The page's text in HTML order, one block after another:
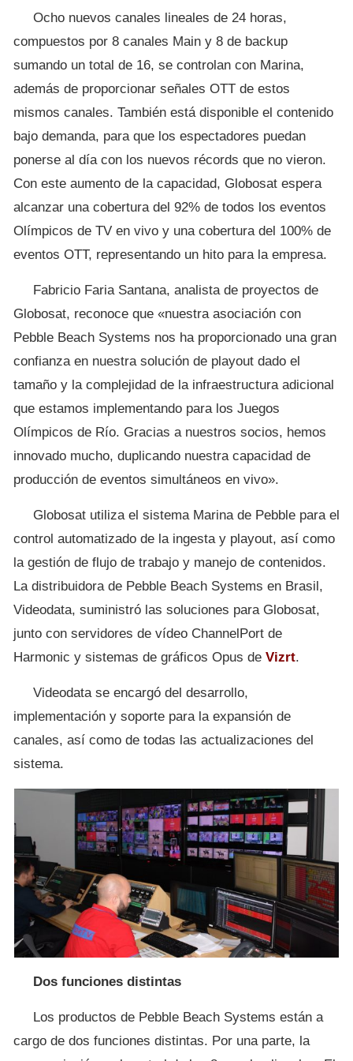
Ocho nuevos canales lineales de 24 horas,
compuestos por 8 canales Main y 8 de backup
sumando un total de 16, se controlan con Marina,
además de proporcionar señales OTT de estos
mismos canales. También está disponible el contenido
bajo demanda, para que los espectadores puedan
ponerse al día con los nuevos récords que no vieron.
Con este aumento de la capacidad, Globosat espera
alcanzar una cobertura del 92% de todos los eventos
Olímpicos de TV en vivo y una cobertura del 100% de
eventos OTT, representando un hito para la empresa.
Fabricio Faria Santana, analista de proyectos de
Globosat, reconoce que «nuestra asociación con
Pebble Beach Systems nos ha proporcionado una gran
confianza en nuestra solución de playout dado el
tamaño y la complejidad de la infraestructura adicional
que estamos implementando para los Juegos
Olímpicos de Río. Gracias a nuestros socios, hemos
innovado mucho, duplicando nuestra capacidad de
producción de eventos simultáneos en vivo».
Globosat utiliza el sistema Marina de Pebble para el
control automatizado de la ingesta y playout, así como
la gestión de flujo de trabajo y manejo de contenidos.
La distribuidora de Pebble Beach Systems en Brasil,
Videodata, suministró las soluciones para Globosat,
junto con servidores de vídeo ChannelPort de
Harmonic y sistemas de gráficos Opus de Vizrt.
Videodata se encargó del desarrollo,
implementación y soporte para la expansión de
canales, así como de todas las actualizaciones del
sistema.
Dos funciones distintas
Los productos de Pebble Beach Systems están a
cargo de dos funciones distintas. Por una parte, la